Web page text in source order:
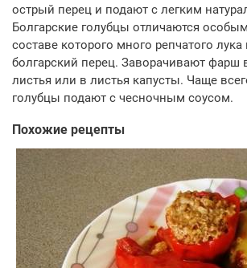
острый перец и подают с легким
Болгарские голубцы отличаются
составе которого много репчатого
болгарский перец. Заворачивают фарш
листья или в листья капусты. Чаще
голубцы подают с чесночным соусом.
Похожие рецепты